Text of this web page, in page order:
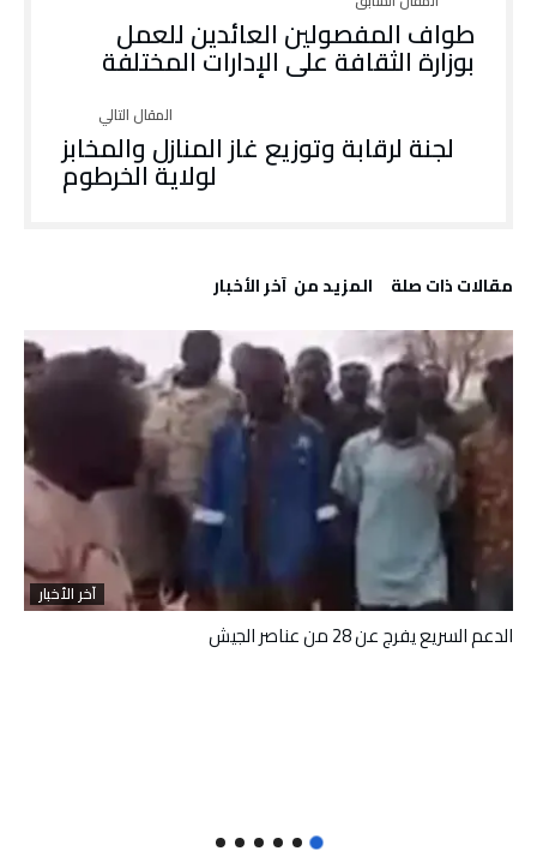
طواف المفصولين العائدين للعمل
بوزارة الثقافة على الإدارات المختلفة
لجنة لرقابة وتوزيع غاز المنازل والمخابز
لولاية الخرطوم
‫مقالات ذات صلة‬ ‫المزيد من ‬ آخر الأخبار
آخر الأخبار
الدعم السريع يفرج عن 28 من عناصر الجيش